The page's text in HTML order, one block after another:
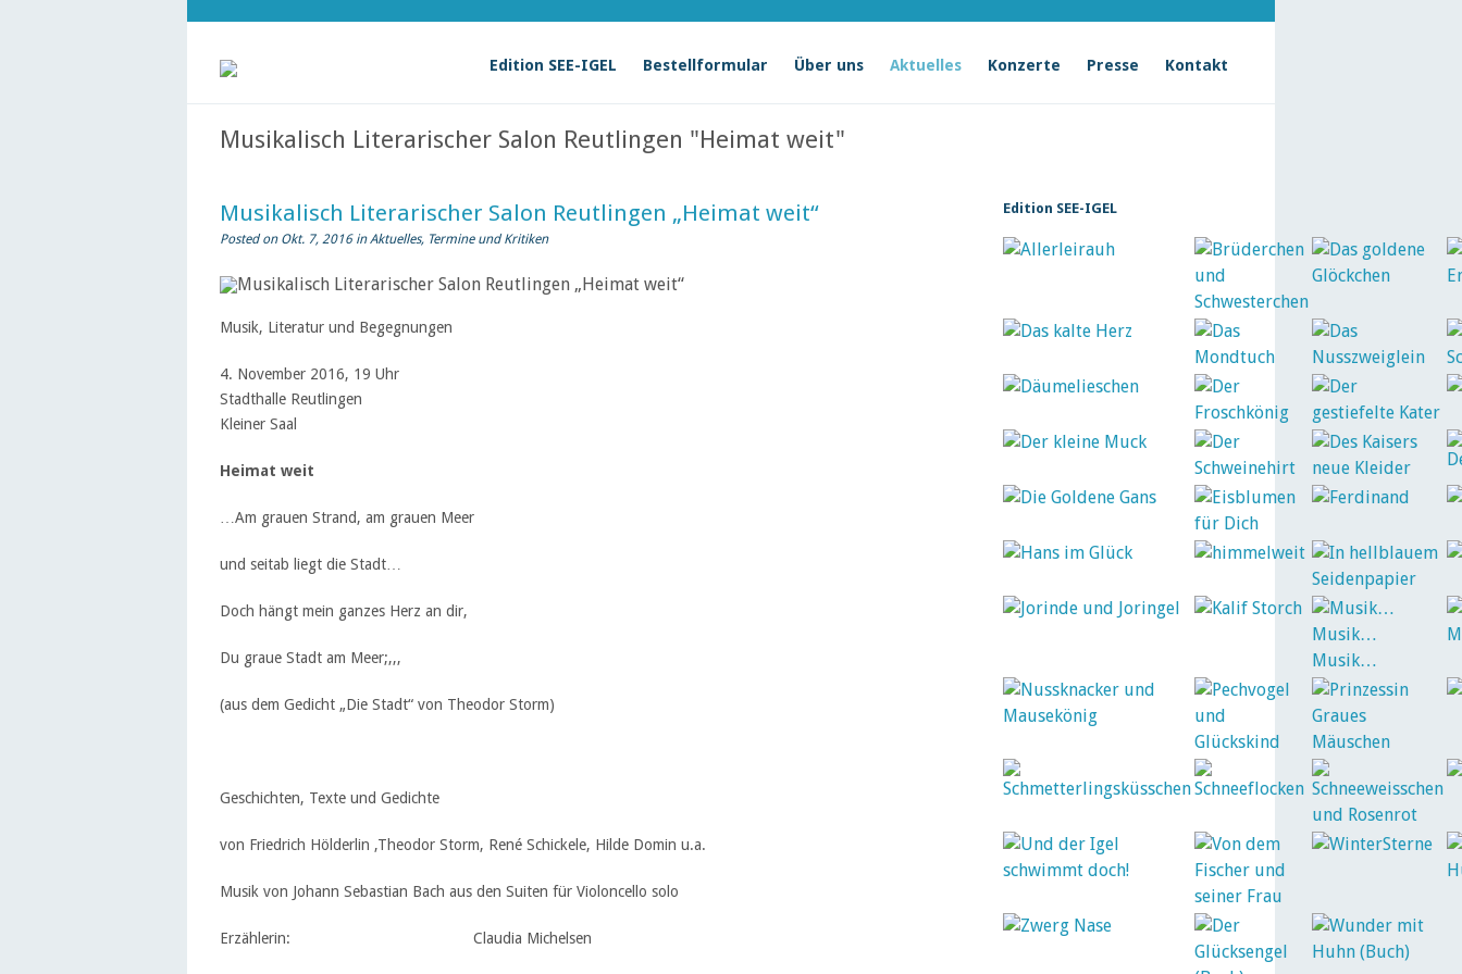
Edition SEE-IGEL Bestellformular Über uns Aktuelles Konzerte Presse Kontakt
Musikalisch Literarischer Salon Reutlingen "Heimat weit"
Musikalisch Literarischer Salon Reutlingen „Heimat weit“
Posted on Okt. 7, 2016 inAktuelles, Termine und Kritiken
Musik, Literatur und Begegnungen
4. November 2016, 19 Uhr
Stadthalle Reutlingen
Kleiner Saal
Heimat weit
…Am grauen Strand, am grauen Meer
und seitab liegt die Stadt…
Doch hängt mein ganzes Herz an dir,
Du graue Stadt am Meer;,,,
(aus dem Gedicht „Die Stadt“ von Theodor Storm)
Geschichten, Texte und Gedichte
von Friedrich Hölderlin ,Theodor Storm, René Schickele, Hilde Domin u.a.
Musik von Johann Sebastian Bach aus den Suiten für Violoncello solo
Erzählerin: Claudia Michelsen
Edition SEE-IGEL